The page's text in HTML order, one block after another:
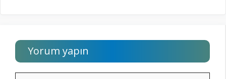
Yorum yapın